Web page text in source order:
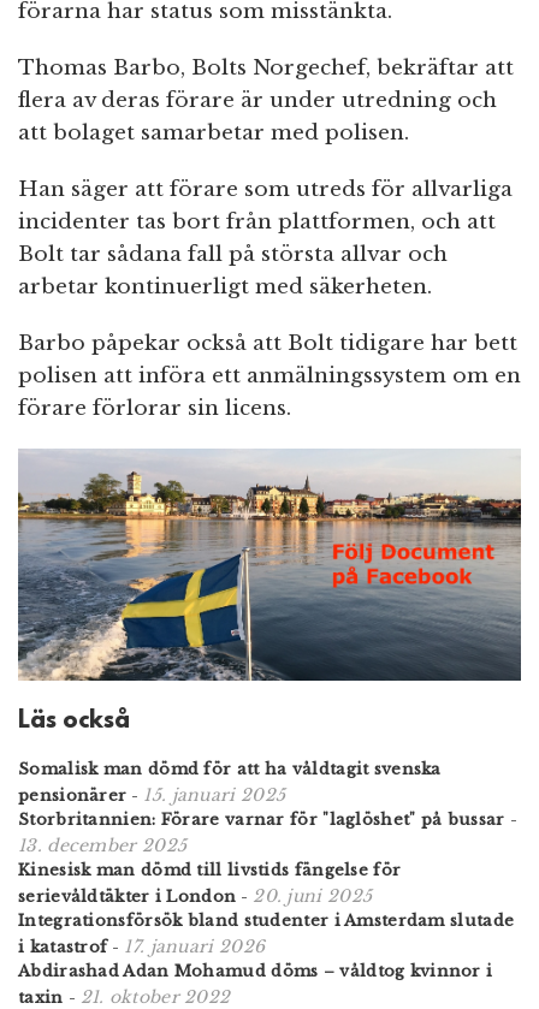
förarna har status som misstänkta.
Thomas Barbo, Bolts Norgechef, bekräftar att
flera av deras förare är under utredning och
att bolaget samarbetar med polisen.
Han säger att förare som utreds för allvarliga
incidenter tas bort från plattformen, och att
Bolt tar sådana fall på största allvar och
arbetar kontinuerligt med säkerheten.
Barbo påpekar också att Bolt tidigare har bett
polisen att införa ett anmälningssystem om en
förare förlorar sin licens.
Läs också
Somalisk man dömd för att ha våldtagit svenska
pensionärer - 15. januari 2025
Storbritannien: Förare varnar för "laglöshet" på bussar -
13. december 2025
Kinesisk man dömd till livstids fängelse för
serievåldtäkter i London - 20. juni 2025
Integrationsförsök bland studenter i Amsterdam slutade
i katastrof- 17. januari 2026
Abdirashad Adan Mohamud döms – våldtog kvinnor i
taxin - 21. oktober 2022